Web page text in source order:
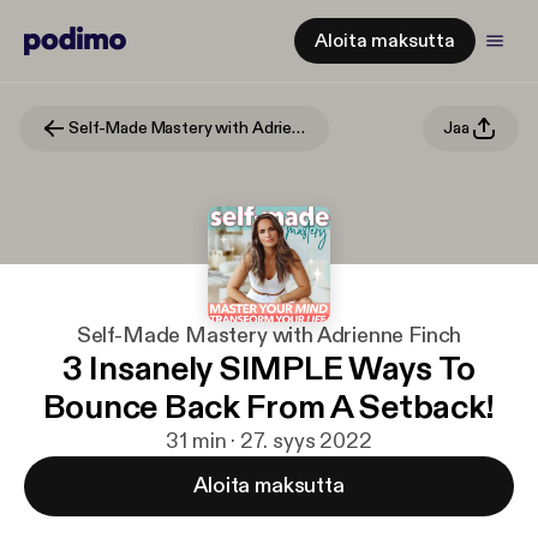
Aloita maksutta
Self-Made Mastery with Adrienne Finch Jaa
Self-Made Mastery with Adrienne Finch
3 Insanely SIMPLE Ways To
Bounce Back From A Setback!
31 min · 27. syys 2022
Aloita maksutta